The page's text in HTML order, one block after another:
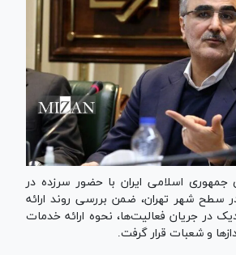
اسلامی ایران با حضور سرزده در
سطح شهر تهران، ضمن بررسی روند ارائه
در جریان فعالیت‌ها، نحوه ارائه خدمات
و شعبات قرار گرفت.